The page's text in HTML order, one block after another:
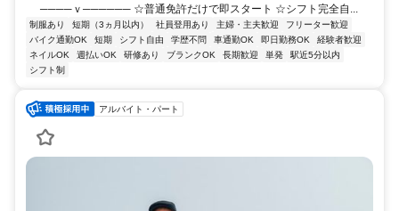
────ｖ────── ☆普通免許だけで即スタート ☆シフト完全自...
制服あり 短期（3ヵ月以内） 社員登用あり 主婦・主夫歓迎
フリーター歓迎
バイク通勤OK
短期 シフト自由 学歴不問 車通勤OK 即日勤務OK
経験者歓迎
ネイルOK
週払いOK 研修あり ブランクOK 長期歓迎 単発
駅近5分以内
シフト制
アルバイト・パート